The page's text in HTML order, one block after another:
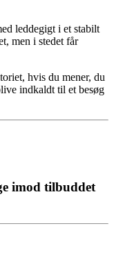
leddegigt i et stabilt
men i stedet får
hvis du mener, du
indkaldt til et besøg
imod tilbuddet